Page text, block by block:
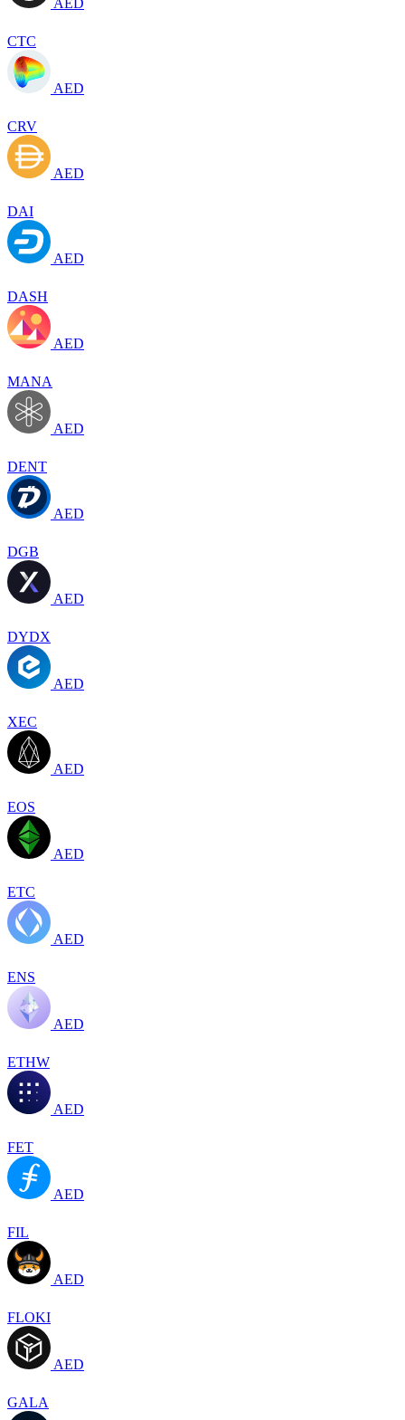
CTC
AED
CRV
AED
DAI
AED
DASH
AED
MANA
AED
DENT
AED
DGB
AED
DYDX
AED
XEC
AED
EOS
AED
ETC
AED
ENS
AED
ETHW
AED
FET
AED
FIL
AED
FLOKI
AED
GALA